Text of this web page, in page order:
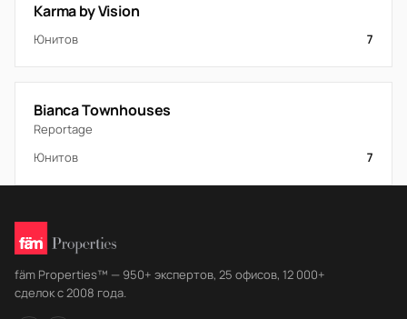
Karma by Vision
Юнитов 7
Bianca Townhouses
Reportage
Юнитов
7
fäm Properties™ — 950+ экспертов, 25 офисов, 12 000+
сделок с 2008 года.